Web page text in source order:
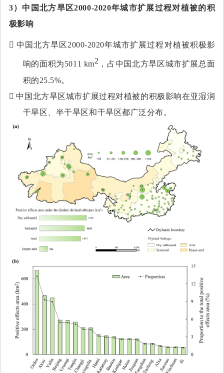
3） 中国北方旱区2000-2020年城市扩展过程对植被的积
极影响
 中国北方旱区2000-2020年城市扩展过程对植被积极影
响的面积为5011 km2 ，占中国北方旱区城市扩展总面
积的25.5%。
 中国北方旱区城市扩展过程对植被的积极影响在亚湿润
干旱区、半干旱区和干旱区都广泛分布。